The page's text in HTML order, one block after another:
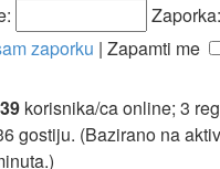
Zaporka:
zaporku | Zapamti me
korisnika/ca online; 3
gostiju. (Bazirano na